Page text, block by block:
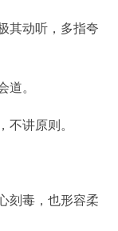
其动听，多指夸
。
不讲原则。
刻毒，也形容柔